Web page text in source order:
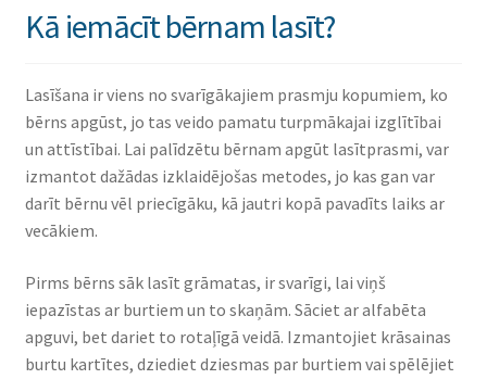
child
menu
Atslēgvārdi
Expand
child
menu
Viesību spēles
Idejas nodarbībām
Kā iemācīt bērnam lasīt?
Lasīšana ir viens no svarīgākajiem prasmju kopumiem, ko
bērns apgūst, jo tas veido pamatu turpmākajai izglītībai
un attīstībai. Lai palīdzētu bērnam apgūt lasītprasmi, var
izmantot dažādas izklaidējošas metodes, jo kas gan var
darīt bērnu vēl priecīgāku, kā jautri kopā pavadīts laiks ar
vecākiem.
Pirms bērns sāk lasīt grāmatas, ir svarīgi, lai viņš
iepazīstas ar burtiem un to skaņām. Sāciet ar alfabēta
apguvi, bet dariet to rotaļīgā veidā. Izmantojiet krāsainas
burtu kartītes, dziediet dziesmas par burtiem vai spēlējiet